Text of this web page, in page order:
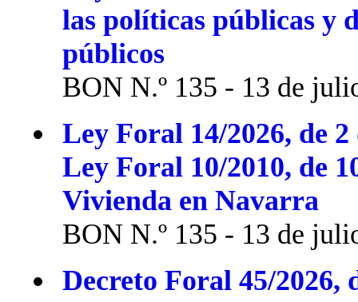
las políticas públicas y
públicos
BON N.º 135 - 13 de
Ley Foral 14/2026, de
Ley Foral 10/2010, de
Vivienda en Navarra
BON N.º 135 - 13 de
Decreto Foral 45/2026,